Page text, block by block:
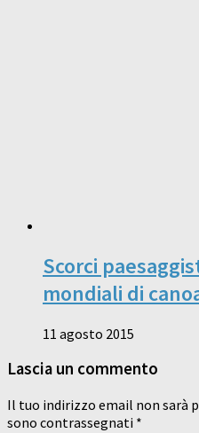
Scorci
mondiali di
11 agosto 2015
Lascia un commento
Il tuo indirizzo email non sarà
sono contrassegnati *